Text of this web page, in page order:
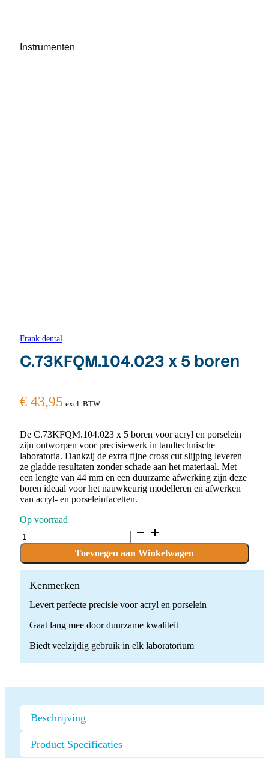
Instrumenten
Frank dental
C.73KFQM.104.023 x 5 boren
€ 43,95 excl. BTW
De C.73KFQM.104.023 x 5 boren voor acryl en porselein
zijn ontworpen voor precisiewerk in tandtechnische
laboratoria. Dankzij de extra fijne cross cut slijping leveren
ze gladde resultaten zonder schade aan het materiaal. Met
een lengte van 44 mm en een duurzame afwerking zijn deze
boren ideaal voor het nauwkeurig modelleren en afwerken
van acryl- en porseleinfacetten.
Op voorraad
C.73KFQM.104.023
x
boren
quantity
Toevoegen aan Winkelwagen
Kenmerken
Levert perfecte precisie voor acryl en porselein
Gaat lang mee door duurzame kwaliteit
Biedt veelzijdig gebruik in elk laboratorium
Beschrijving
Product Specificaties